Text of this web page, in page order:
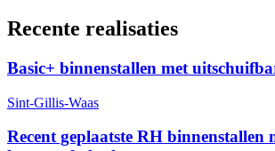
Recente realisaties
Basic+ binnenstallen met
Sint-Gillis-Waas
Recent geplaatste RH binnenstallen